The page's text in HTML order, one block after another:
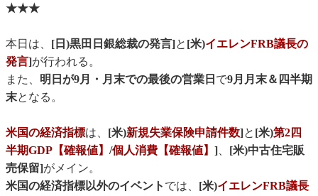
★★★
本日は、 [日)黒田日銀総裁の発言]と [米)イエレンFRB議長の
発言]が行われる。
また、 明日が9月・月末での最後の営業日 で9月月末＆四半期
末となる。
米国の経済指標は、 [米)新規失業保険申請件数]と [米)第2四
半期GDP【確報値】 /個人消費【確報値】 ]、 [米)中古住宅販
売保留]がメイン。
米国の経済指標以外のイベント では、 [米)イエレンFRB議長